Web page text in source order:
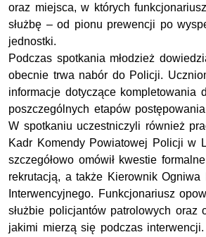
oraz miejsca, w których
służbę – od pionu prewencji po
jednostki.
Podczas spotkania młodzież
obecnie trwa nabór do Policji.
informacje dotyczące kompletowania
poszczególnych etapów
W spotkaniu uczestniczyli również
Kadr Komendy Powiatowej Policji w
szczegółowo omówił kwestie
rekrutacją, a także Kierownik Ogniwa
Interwencyjnego. Funkcjonariusz
służbie policjantów patrolowych oraz
jakimi mierzą się podczas interwencji.